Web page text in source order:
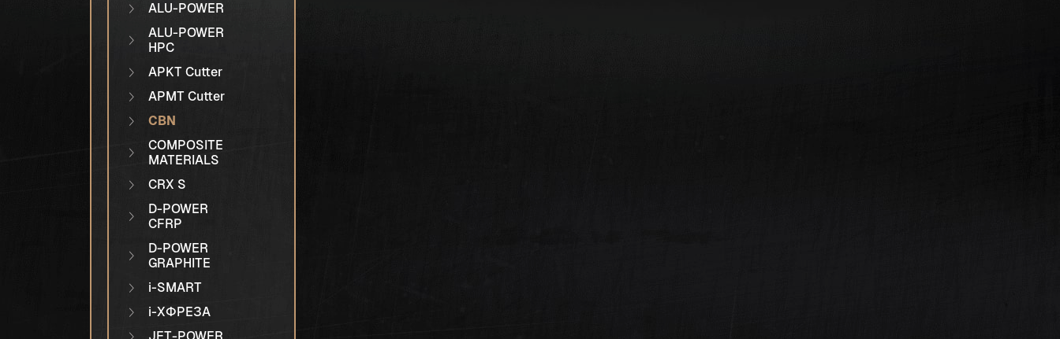
ALU-POWER
ALU-POWER
HPC
APKT Cutter
APMT Cutter
CBN
COMPOSITE
MATERIALS
CRX S
D-POWER
CFRP
D-POWER
GRAPHITE
i-SMART
i-XФРЕЗА